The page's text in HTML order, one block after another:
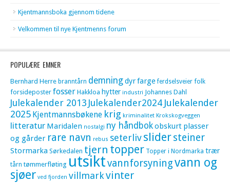
Kjentmannsboka gjennom tidene
Velkommen til nye Kjentmenns forum
POPULÆRE EMNER
Bernhard Herre branntårn demningdyrfarge ferdselsveier folk
forsideposter fosser Hakkloa hytter industri Johannes Dahl
Julekalender 2013 Julekalender2024 Julekalender
2025 Kjentmannsbøkene krig kriminalitet Krokskogveggen
litteratur Maridalen nostalgi ny håndbokobskurt plasser
og gårder rare navn rebus seterlivslidersteiner
Stormarka Sørkedalen tjern topper Topper i Nordmarka trær
tårn tømmerfløting utsiktvannforsyningvann og
sjøer ved fjorden villmarkvinter